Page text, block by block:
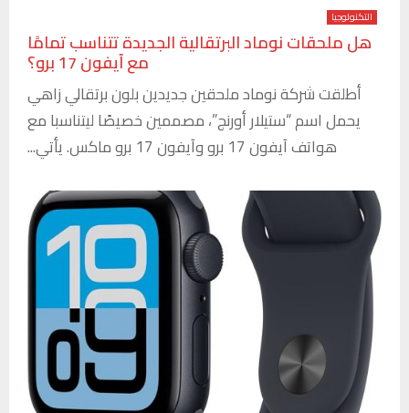
التكنولوجيا
هل ملحقات نوماد البرتقالية الجديدة تتناسب تمامًا
مع آيفون 17 برو؟
أطلقت شركة نوماد ملحقين جديدين بلون برتقالي زاهي
يحمل اسم “ستيلار أورنج”، مصممين خصيصًا ليتناسبا مع
هواتف آيفون 17 برو وآيفون 17 برو ماكس. يأتي...